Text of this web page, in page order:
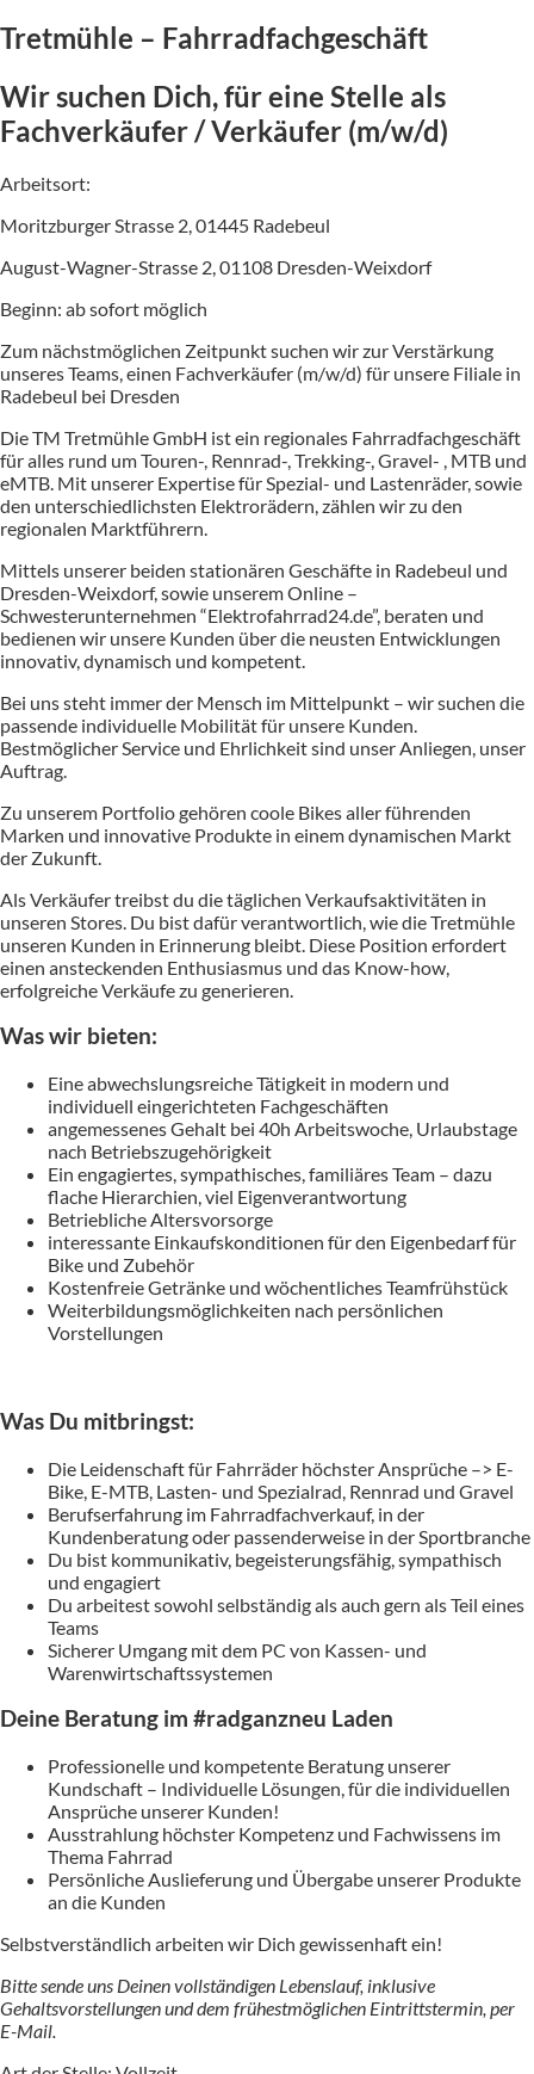
Tretmühle – Fahrradfachgeschäft
Wir suchen Dich, für eine Stelle als
Fachverkäufer / Verkäufer (m/w/d)
Arbeitsort:
Moritzburger Strasse 2, 01445 Radebeul
August-Wagner-Strasse 2, 01108 Dresden-Weixdorf
Beginn: ab sofort möglich
Zum nächstmöglichen Zeitpunkt suchen wir zur Verstärkung
unseres Teams, einen Fachverkäufer (m/w/d) für unsere Filiale in
Radebeul bei Dresden
Die TM Tretmühle GmbH ist ein regionales Fahrradfachgeschäft
für alles rund um Touren-, Rennrad-, Trekking-, Gravel- , MTB und
eMTB. Mit unserer Expertise für Spezial- und Lastenräder, sowie
den unterschiedlichsten Elektrorädern, zählen wir zu den
regionalen Marktführern.
Mittels unserer beiden stationären Geschäfte in Radebeul und
Dresden-Weixdorf, sowie unserem Online –
Schwesterunternehmen “Elektrofahrrad24.de”, beraten und
bedienen wir unsere Kunden über die neusten Entwicklungen
innovativ, dynamisch und kompetent.
Bei uns steht immer der Mensch im Mittelpunkt – wir suchen die
passende individuelle Mobilität für unsere Kunden.
Bestmöglicher Service und Ehrlichkeit sind unser Anliegen, unser
Auftrag.
Zu unserem Portfolio gehören coole Bikes aller führenden
Marken und innovative Produkte in einem dynamischen Markt
der Zukunft.
Als Verkäufer treibst du die täglichen Verkaufsaktivitäten in
unseren Stores. Du bist dafür verantwortlich, wie die Tretmühle
unseren Kunden in Erinnerung bleibt. Diese Position erfordert
einen ansteckenden Enthusiasmus und das Know-how,
erfolgreiche Verkäufe zu generieren.
Was wir bieten:
Eine abwechslungsreiche Tätigkeit in modern und
individuell eingerichteten Fachgeschäften
angemessenes Gehalt bei 40h Arbeitswoche, Urlaubstage
nach Betriebszugehörigkeit
Ein engagiertes, sympathisches, familiäres Team – dazu
flache Hierarchien, viel Eigenverantwortung
Betriebliche Altersvorsorge
interessante Einkaufskonditionen für den Eigenbedarf für
Bike und Zubehör
Kostenfreie Getränke und wöchentliches Teamfrühstück
Weiterbildungsmöglichkeiten nach persönlichen
Vorstellungen
Was Du mitbringst:
Die Leidenschaft für Fahrräder höchster Ansprüche –> E-
Bike, E-MTB, Lasten- und Spezialrad, Rennrad und Gravel
Berufserfahrung im Fahrradfachverkauf, in der
Kundenberatung oder passenderweise in der Sportbranche
Du bist kommunikativ, begeisterungsfähig, sympathisch
und engagiert
Du arbeitest sowohl selbständig als auch gern als Teil eines
Teams
Sicherer Umgang mit dem PC von Kassen- und
Warenwirtschaftssystemen
Deine Beratung im #radganzneu Laden
Professionelle und kompetente Beratung unserer
Kundschaft – Individuelle Lösungen, für die individuellen
Ansprüche unserer Kunden!
Ausstrahlung höchster Kompetenz und Fachwissens im
Thema Fahrrad
Persönliche Auslieferung und Übergabe unserer Produkte
an die Kunden
Selbstverständlich arbeiten wir Dich gewissenhaft ein!
Bitte sende uns Deinen vollständigen Lebenslauf, inklusive
Gehaltsvorstellungen und dem frühestmöglichen Eintrittstermin, per
E-Mail.